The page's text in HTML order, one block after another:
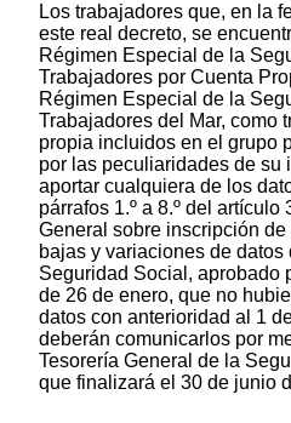
Los trabajadores que, en la
este real decreto, se
Régimen Especial de la
Trabajadores por Cuenta
Régimen Especial de la
Trabajadores del Mar, como
propia incluidos en el grupo
por las peculiaridades de su
aportar cualquiera de los
párrafos 1.º a 8.º del
General sobre inscripción
bajas y variaciones de
Seguridad Social, aprobado
de 26 de enero, que no
datos con anterioridad al 1
deberán comunicarlos por
Tesorería General de la
que finalizará el 30 de junio